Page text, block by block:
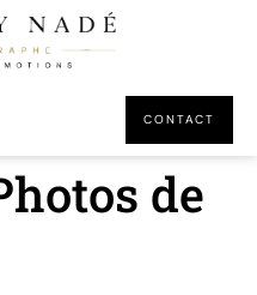
CONTACT
de